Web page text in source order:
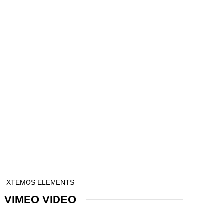
XTEMOS ELEMENTS
VIMEO VIDEO